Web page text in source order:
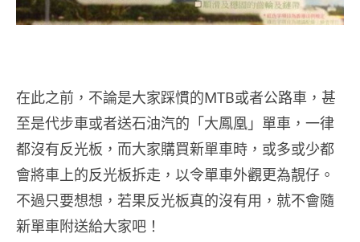
在此之前，不論是大家踩慣的MTB或者公路車，甚
至是代步車或者送石油汽的「大鳳凰」單車，一律
都沒有反光板，而大家購買新單車時，或多或少都
會將車上的反光板拆走，以令單車外觀更為靚仔。
不過只要想想，若果反光板真的沒有用，就不會隨
新單車附送給大家吧！